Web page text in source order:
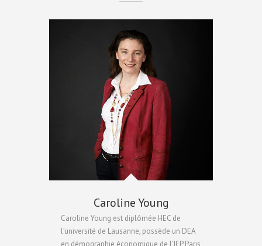
Caroline Young
Caroline Young est diplômée HEC de
l’université de Lausanne, possède un DEA
en démographie économique de l’IEP Paris